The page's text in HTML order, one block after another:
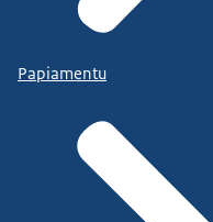
Papiamentu